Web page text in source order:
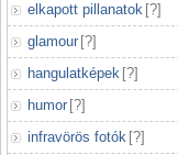
elkapott pillanatok [?]
glamour [?]
hangulatképek [?]
humor [?]
infravörös fotók [?]